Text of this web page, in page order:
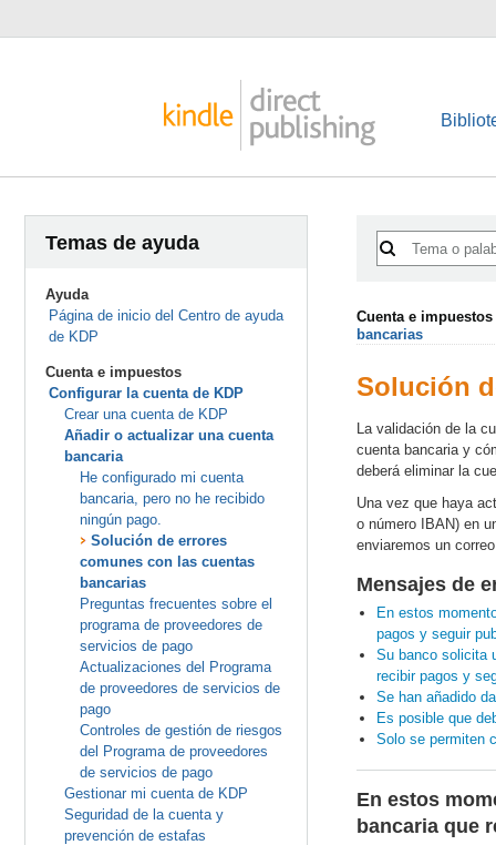
Temas de ayuda
Ayuda
Página de inicio del Centro de ayuda
de KDP
Cuenta e impuestos
Configurar la cuenta de KDP
Crear una cuenta de KDP
Añadir o actualizar una cuenta
bancaria
He configurado mi cuenta
bancaria, pero no he recibido
ningún pago.
Solución de errores
comunes con las cuentas
bancarias
Preguntas frecuentes sobre el
programa de proveedores de
servicios de pago
Actualizaciones del Programa
de proveedores de servicios de
pago
Controles de gestión de riesgos
del Programa de proveedores
de servicios de pago
Gestionar mi cuenta de KDP
Seguridad de la cuenta y
prevención de estafas
Cuenta e impuestos
bancarias
Solución
La validación de la
cuenta bancaria y
deberá eliminar la
Una vez que haya
o número IBAN) en
enviaremos un
Mensajes de
En estos
pagos y seguir
Su banco solicita
recibir pagos y
Se han añadido
Es posible que
Solo se permiten
En estos
bancaria que